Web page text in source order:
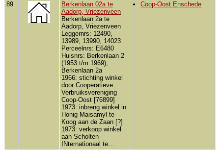
89
Berkenlaan 02a te
Aadorp, Vriezenveen
Berkenlaan 2a te
Aadorp, Vriezenveen
Leggernrs: 12490,
13989, 13990, 14023
Perceelnrs: E6480
Huisnrs: Berkenlaan 2
(1953 t/m 1969),
Berkenlaan 2a
1966: stichting winkel
door Cooperatieve
Verbruiksvereniging
Coop-Oost [76899]
1973: inbreng winkel in
Honig Maisamyl te
Koog aan de Zaan [?]
1973: verkoop winkel
aan Scholten
INternationaal te…
Coop-Oost Enschede